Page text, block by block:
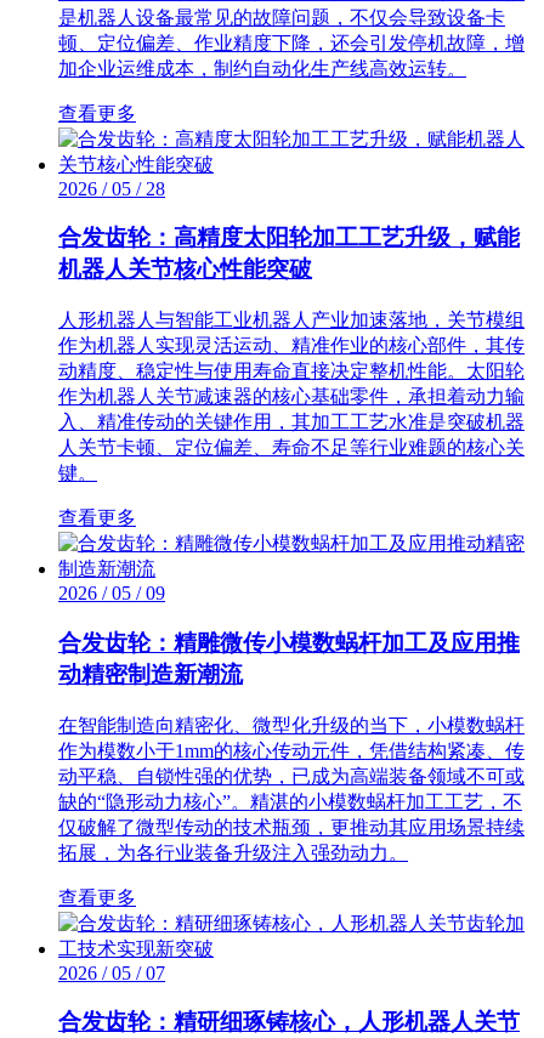
是机器人设备最常见的故障问题，不仅会导致设备卡
顿、定位偏差、作业精度下降，还会引发停机故障，增
加企业运维成本，制约自动化生产线高效运转。
查看更多
2026 / 05 / 28
合发齿轮：高精度太阳轮加工工艺升级，赋能
机器人关节核心性能突破
人形机器人与智能工业机器人产业加速落地，关节模组
作为机器人实现灵活运动、精准作业的核心部件，其传
动精度、稳定性与使用寿命直接决定整机性能。太阳轮
作为机器人关节减速器的核心基础零件，承担着动力输
入、精准传动的关键作用，其加工工艺水准是突破机器
人关节卡顿、定位偏差、寿命不足等行业难题的核心关
键。
查看更多
2026 / 05 / 09
合发齿轮：精雕微传小模数蜗杆加工及应用推
动精密制造新潮流
在智能制造向精密化、微型化升级的当下，小模数蜗杆
作为模数小于1mm的核心传动元件，凭借结构紧凑、传
动平稳、自锁性强的优势，已成为高端装备领域不可或
缺的“隐形动力核心”。精湛的小模数蜗杆加工工艺，不
仅破解了微型传动的技术瓶颈，更推动其应用场景持续
拓展，为各行业装备升级注入强劲动力。
查看更多
2026 / 05 / 07
合发齿轮：精研细琢铸核心，人形机器人关节